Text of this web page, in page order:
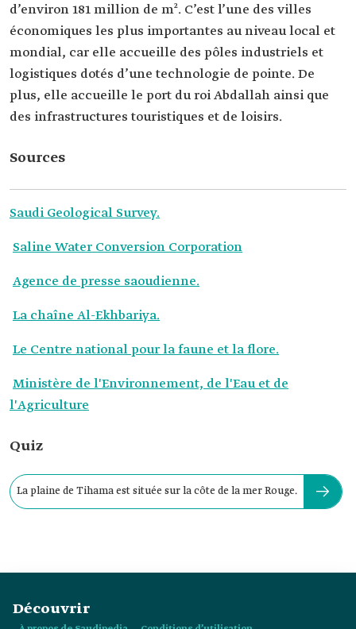
d’environ 181 million de m². C’est l’une des villes
économiques les plus importantes au niveau local et
mondial, car elle accueille des pôles industriels et
logistiques dotés d’une technologie de pointe. De
plus, elle accueille le port du roi Abdallah ainsi que
des infrastructures touristiques et de loisirs.
Sources
Saudi Geological Survey.
Saline Water Conversion Corporation
Agence de presse saoudienne.
La chaîne Al-Ekhbariya.
Le Centre national pour la faune et la flore.
Ministère de l'Environnement, de l'Eau et de
l'Agriculture
Quiz
La plaine de Tihama est située sur la côte de la mer Rouge.
Découvrir